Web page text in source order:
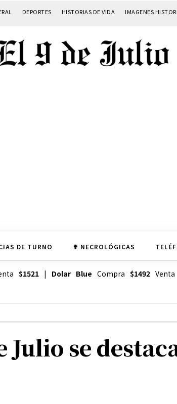
DEPORTES HISTORIAS DE VIDA IMAGENES
DE TURNO ✟ NECROLÓGICAS
$1521| Dolar Blue Compra $1492Venta
Julio se